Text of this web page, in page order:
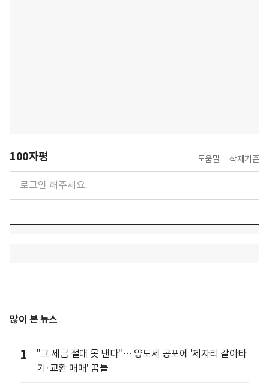
100자평 도움말 삭제기준
많이 본 뉴스
1
"그 세금 절대 못 낸다"… 양도세 공포에 '제자리 갈아타
기·교환 매매' 꿈틀